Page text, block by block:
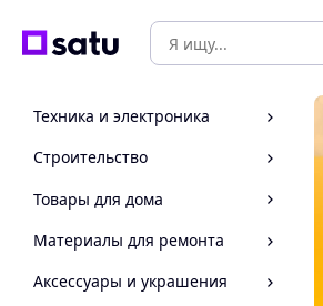
Техника и электроника
Строительство
Товары для дома
Материалы для ремонта
Аксессуары и украшения